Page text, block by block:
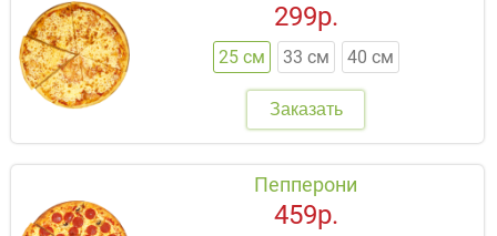
25 см 33 см 40 см
299р.
Заказать
Пепперони
459р.